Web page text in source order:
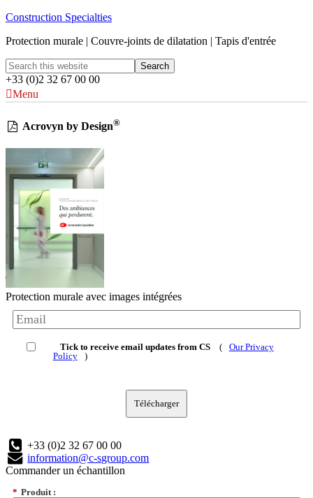
Construction Specialties
Protection murale | Couvre-joints de dilatation | Tapis d'entrée
+33 (0)2 32 67 00 00
Menu
Acrovyn by Design®
Protection murale avec images intégrées
Tick to receive email updates from CS (
Our Privacy
Policy
)
Télécharger
+33 (0)2 32 67 00 00
information@c-sgroup.com
Commander un échantillon
* Produit :